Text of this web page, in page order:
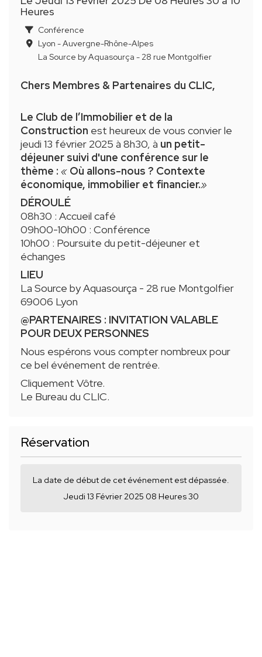
Heures
Conférence
Lyon - Auvergne-Rhône-Alpes
La Source by Aquasourça - 28 rue Montgolfier
Chers Membres & Partenaires du CLIC,
Le Club de l’Immobilier et de la
Construction est heureux de vous convier le
jeudi 13 février 2025 à 8h30, à un petit-
déjeuner suivi d'une conférence sur le
thème : « Où allons-nous ? Contexte
économique, immobilier et financier.»
DÉROULÉ
08h30 : Accueil café
09h00-10h00 : Conférence
10h00 : Poursuite du petit-déjeuner et
échanges
LIEU
La Source by Aquasourça - 28 rue Montgolfier
69006 Lyon
@PARTENAIRES : INVITATION VALABLE
POUR DEUX PERSONNES
Nous espérons vous compter nombreux pour
ce bel événement de rentrée.
Cliquement Vôtre.
Le Bureau du CLIC.
Réservation
La date de début de cet événement est dépassée.
Jeudi 13 Février 2025 08 Heures 30